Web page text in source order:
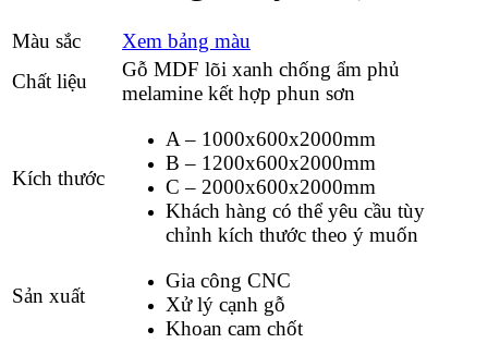
Màu sắc
Xem bảng màu
Chất liệu
Gỗ MDF lõi xanh chống ẩm phủ
melamine kết hợp phun sơn
Kích thước
A – 1000x600x2000mm
B – 1200x600x2000mm
C – 2000x600x2000mm
Khách hàng có thể yêu cầu tùy
chỉnh kích thước theo ý muốn
Sản xuất
Gia công CNC
Xử lý cạnh gỗ
Khoan cam chốt